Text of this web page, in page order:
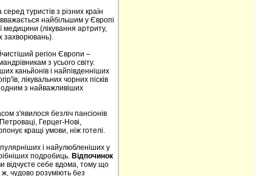
туристів з різних країн
найбільшим у Європі
медицини (лікування артриту,
захворювань).
регіон Європи –
з усього світу.
каньйонів і найпівденніших
лікувальних чорних пісків
з найважливіших
з'явилося безліч пансіонів
Герцег-Нові,
кращі умови, ніж готелі.
і найулюбленіших у
подробиць. Відпочинок
відчуєте себе вдома, тому що
чудово розуміють без